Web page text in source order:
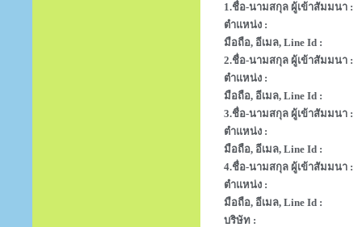
1.ชื่อ-นามสกุล ผู้เข้าสัมมนา :
ตำแหน่ง :
มือถือ, อีเมล, Line Id :
2.ชื่อ-นามสกุล ผู้เข้าสัมมนา :
ตำแหน่ง :
มือถือ, อีเมล, Line Id :
3.ชื่อ-นามสกุล ผู้เข้าสัมมนา :
ตำแหน่ง :
มือถือ, อีเมล, Line Id :
4.ชื่อ-นามสกุล ผู้เข้าสัมมนา :
ตำแหน่ง :
มือถือ, อีเมล, Line Id :
บริษัท :